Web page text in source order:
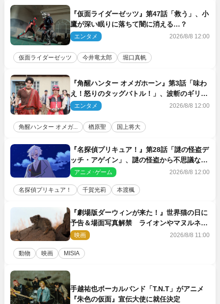
『仮面ライダーゼッツ』第47話「救う」、小
鷹が深い眠りに落ちて闇に消える…？
エンタメ 2026/8/8 12:00
仮面ライダーゼッツ 今井竜太郎 堀口真帆
『角醒ハンター オメガホーン』第3話「味わ
え！怒りのタッグバトル！」、波斬のギリコ
がハンターバトルを挑んできた！
エンタメ 2026/8/8 12:00
角醒ハンター オメガ... 楢原聖 国上将大
『名探偵プリキュア！』第28話「謎の怪盗デ
ッチ・アゲイン」、謎の怪盗から不思議な予
告状が届く
アニメ･ゲーム 2026/8/8 12:00
名探偵プリキュア！ 千賀光莉 本渡楓
『劇場版ダーウィンが来た！』世界猫の日に
予告＆場面写真解禁 ライオンやマヌルネコ
の赤ちゃんが大集合
映画 2026/8/8 11:00
動物 映画 MISIA
手越祐也ボーカルバンド「T.N.T」がアニメ
『朱色の仮面』宣伝大使に就任決定